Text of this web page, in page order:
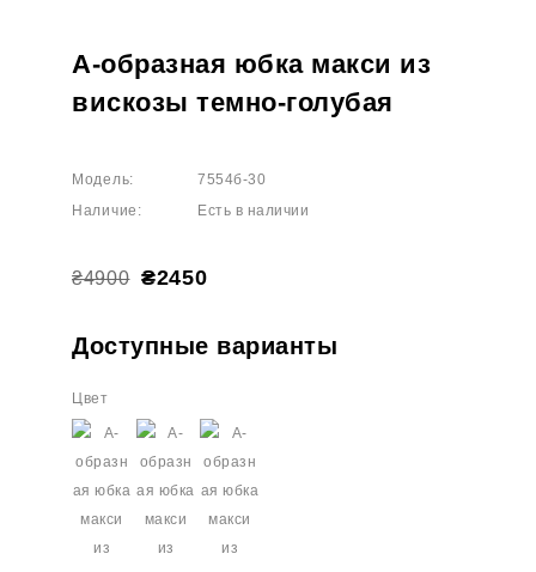
А-образная юбка макси из
вискозы темно-голубая
Модель:
7554б-30
Наличие:
Есть в наличии
₴4900 ₴2450
Доступные варианты
Цвет